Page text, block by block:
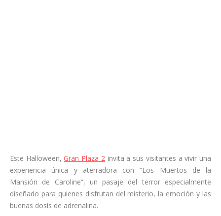
Este Halloween, Gran Plaza 2 invita a sus visitantes a vivir una
experiencia única y aterradora con “Los Muertos de la
Mansión de Caroline”, un pasaje del terror especialmente
diseñado para quienes disfrutan del misterio, la emoción y las
buenas dosis de adrenalina.